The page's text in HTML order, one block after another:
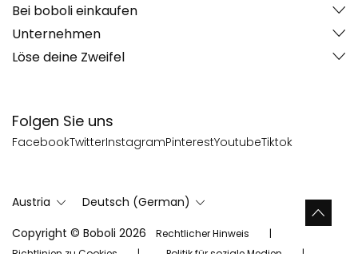
Folgen Sie uns
FacebookTwitterInstagramPinterestYoutubeTiktok
Bei boboli einkaufen
Unternehmen
Löse deine Zweifel
Austria
Deutsch (German)
Copyright © Boboli 2026
Rechtlicher Hinweis
Richtlinien zu Cookies
Politik für soziale Medien